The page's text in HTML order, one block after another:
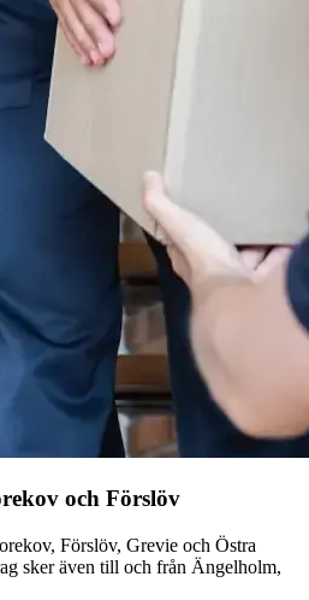
och Förslöv
Förslöv, Grevie och Östra
sker även till och från Ängelholm,